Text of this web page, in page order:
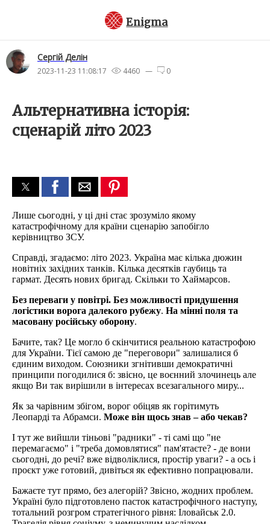
Enigma
Сергiй Делін
2023-11-23 11:08:17 4460 — 0
Альтернативна історія:
сценарій літо 2023
Лише сьогодні, у ці дні стає зрозуміло якому
катастрофічному для країни сценарію запобігло
керівництво ЗСУ.
Справді, згадаємо: літо 2023. Україна має кілька дюжин
новітніх західних танків. Кілька десятків гаубиць та
гармат. Десять нових бригад. Скільки то Хаймарсов.
Без переваги у повітрі. Без можливості придушення
логістики ворога далекого рубежу. На мінні поля та
масовану російську оборону.
Бачите, так? Це могло б скінчитися реальною катастрофою
для України. Тієї самою де "переговори" залишалися б
єдиним виходом. Союзники згнітивши демократичні
принципи погодилися б: звісно, це воєнний злочинець але
якщо Ви так вирішили в інтересах всезагального миру...
Як за чарівним збігом, ворог обіцяв як горітимуть
Леопарді та Абрамси. Може він щоcь знав – aбo чекав?
І тут же вийшли тіньові "радники" - ті самі що "не
перемагаємо" і "треба домовлятися" пам'ятаєте? - де вони
сьогодні, до речі? вже відволіклися, простір уваги? - а ось і
проєкт уже готовий, дивіться як ефективно попрацювали.
Бажаєте тут прямо, без алегорій? Звісно, жодних проблем.
Україні було підготовлено пасток катастрофічного наступу,
тотальний розгром стратегічного рівня: Іловайськ 2.0.